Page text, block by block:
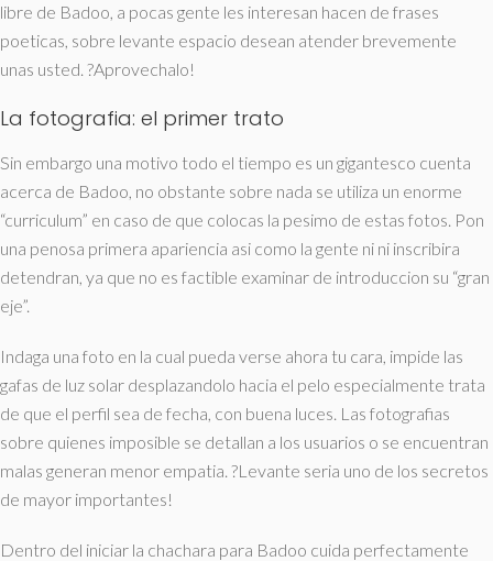
libre de Badoo, a pocas gente les interesan hacen de frases
poeticas, sobre levante espacio desean atender brevemente
unas usted. ?Aprovechalo!
La fotografia: el primer trato
Sin embargo una motivo todo el tiempo es un gigantesco cuenta
acerca de Badoo, no obstante sobre nada se utiliza un enorme
“curriculum” en caso de que colocas la pesimo de estas fotos. Pon
una penosa primera apariencia asi­ como la gente ni ni inscribira
detendran, ya que no es factible examinar de introduccion su “gran
eje”.
Indaga una foto en la cual pueda verse ahora tu cara, impide las
gafas de luz solar desplazandolo hacia el pelo especialmente trata
de que el perfil sea de fecha, con buena luces. Las fotografias
sobre quienes imposible se detallan a los usuarios o se encuentran
malas generan menor empatia. ?Levante seri­a uno de los secretos
de mayor importantes!
Dentro del iniciar la chachara para Badoo cuida perfectamente